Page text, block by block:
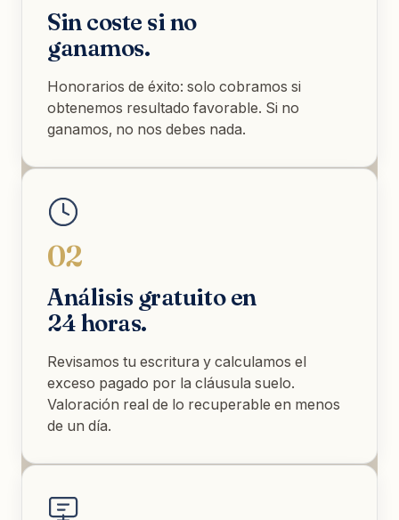
Sin coste si no
ganamos.
Honorarios de éxito: solo cobramos si
obtenemos resultado favorable. Si no
ganamos, no nos debes nada.
02
Análisis gratuito en
24 horas.
Revisamos tu escritura y calculamos el
exceso pagado por la cláusula suelo.
Valoración real de lo recuperable en menos
de un día.